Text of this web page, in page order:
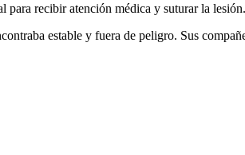
para recibir atención médica y suturar la lesión.
estable y fuera de peligro. Sus